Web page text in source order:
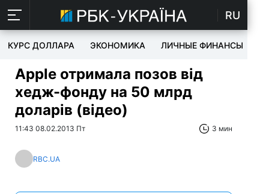
RU
КУРС ДОЛЛАРА ЭКОНОМИКА ЛИЧНЫЕ ФИНАНСЫ
Apple отримала позов від
хедж-фонду на 50 млрд
доларів (відео)
11:43 08.02.2013 Пт 3 мин
RBC.UA